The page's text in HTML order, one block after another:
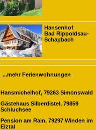
Hansenhof
Bad Rippoldsau-
Schapbach
...mehr Ferienwohnungen
Hansmichelhof, 79263 Simonswald
Gästehaus Silberdistel, 79859
Schluchsee
Pension am Rain, 79297 Winden im
Elztal